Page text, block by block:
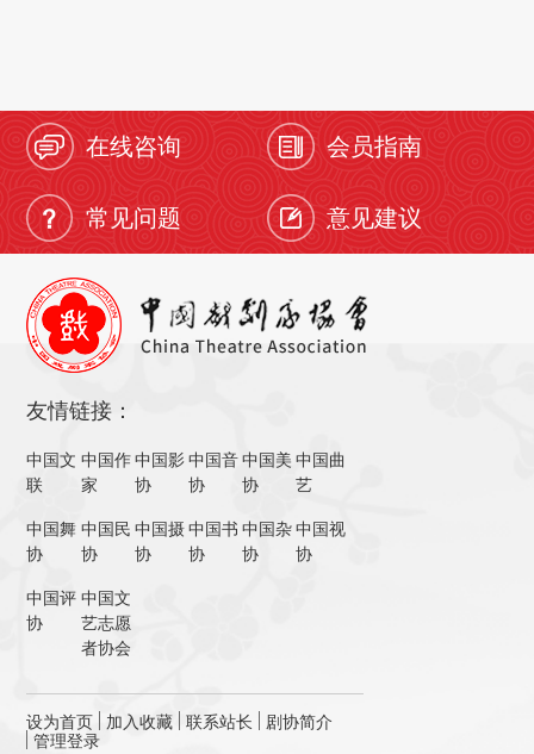
在线咨询 会员指南
常见问题 意见建议
友情链接：
中国文
联
中国作
家
中国影
协
中国音
协
中国美
协
中国曲
艺
中国舞
协
中国民
协
中国摄
协
中国书
协
中国杂
协
中国视
协
中国评
协
中国文
艺志愿
者协会
设为首页 加入收藏 联系站长
剧协简介
管理登录